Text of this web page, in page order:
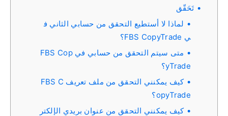
تَحَقّق
لماذا لا أستطيع التحقق من حسابي الثاني ف
ي FBS CopyTrade؟
متى سيتم التحقق من حسابي في FBS Cop
yTrade؟
كيف يمكنني التحقق من ملف تعريف FBS C
opyTrade؟
كيف يمكنني التحقق من عنوان بريدي الإلكتر